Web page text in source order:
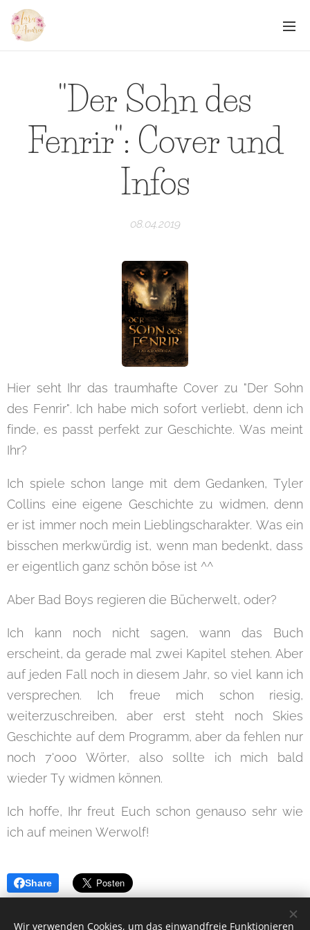
"Der Sohn des
Fenrir": Cover und
Infos
08.04.2019
Hier seht Ihr das traumhafte Cover zu "Der Sohn
des Fenrir". Ich habe mich sofort verliebt, denn ich
finde, es passt perfekt zur Geschichte. Was meint
Ihr?
Ich spiele schon lange mit dem Gedanken, Tyler
Collins eine eigene Geschichte zu widmen, denn
er ist immer noch mein Lieblingscharakter. Was ein
bisschen merkwürdig ist, wenn man bedenkt, dass
er eigentlich ganz schön böse ist ^^
Aber Bad Boys regieren die Bücherwelt, oder?
Ich kann noch nicht sagen, wann das Buch
erscheint, da gerade mal zwei Kapitel stehen. Aber
auf jeden Fall noch in diesem Jahr, so viel kann ich
versprechen. Ich freue mich schon riesig,
weiterzuschreiben, aber erst steht noch Skies
Geschichte auf dem Programm, aber da fehlen nur
noch 7'000 Wörter, also sollte ich mich bald
wieder Ty widmen können.
Ich hoffe, Ihr freut Euch schon genauso sehr wie
ich auf meinen Werwolf!
Share
Wir verwenden Cookies, um das einwandfreie Funktionieren